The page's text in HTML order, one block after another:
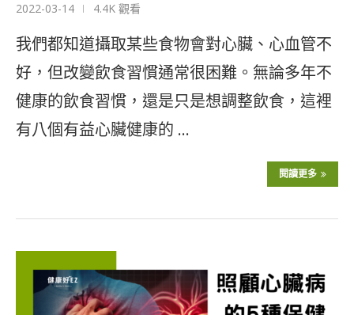
2022-03-14 4.4K 觀看
我們都知道攝取某些食物會對心臟、心血管不
好，但改變飲食習慣通常很困難。無論多年不
健康的飲食習慣，還是只是想調整飲食，這裡
有八個有益心臟健康的 …
閱讀更多